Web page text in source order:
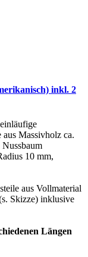
inkl. 2
aus Massivholz ca.
10 mm,
aus Vollmaterial
Skizze) inklusive
Längen